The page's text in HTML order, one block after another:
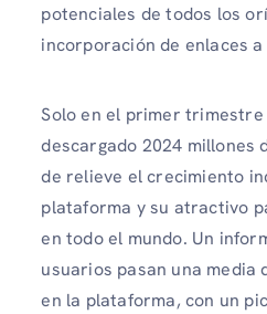
potenciales de todos los
incorporación de enlaces
Solo en el primer trimestre
descargado 2024 millones
de relieve el crecimiento
plataforma y su atractivo
en todo el mundo. Un
usuarios pasan una media
en la plataforma, con un